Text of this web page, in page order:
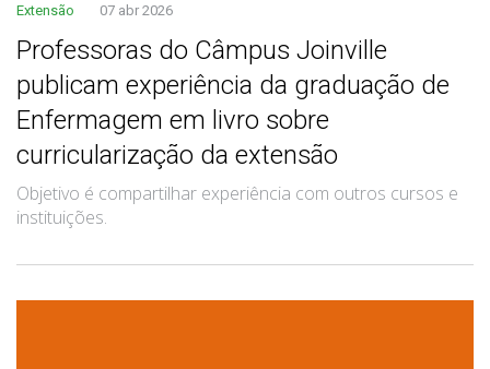
Extensão 07 abr 2026
Professoras do Câmpus Joinville
publicam experiência da graduação de
Enfermagem em livro sobre
curricularização da extensão
Objetivo é compartilhar experiência com outros cursos e
instituições.